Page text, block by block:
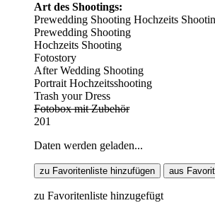
Art des Shootings:
Prewedding Shooting Hochzeits
Prewedding Shooting
Hochzeits Shooting
Fotostory
After Wedding Shooting
Portrait Hochzeitsshooting
Trash your Dress
Fotobox mit Zubehör
201
Daten werden geladen...
zu Favoritenliste hinzufügen aus
zu Favoritenliste hinzugefügt